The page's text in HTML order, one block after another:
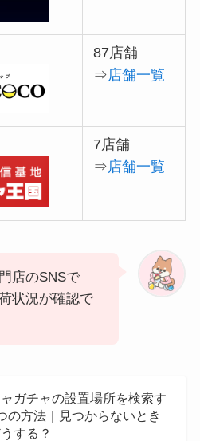
87店舗
⇒店舗一覧
7店舗
⇒店舗一覧
店のSNSで
状況が確認で
ガチャの設置場所を検索す
の方法｜見つからないとき
する？